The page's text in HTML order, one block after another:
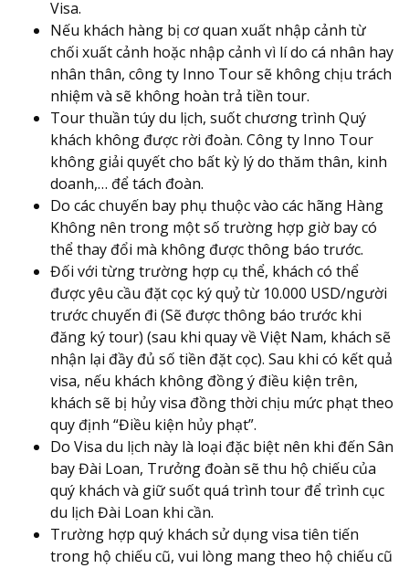
Visa.
Nếu khách hàng bị cơ quan xuất nhập cảnh từ
chối xuất cảnh hoặc nhập cảnh vì lí do cá nhân hay
nhân thân, công ty Inno Tour sẽ không chịu trách
nhiệm và sẽ không hoàn trả tiền tour.
Tour thuần túy du lịch, suốt chương trình Quý
khách không được rời đoàn. Công ty Inno Tour
không giải quyết cho bất kỳ lý do thăm thân, kinh
doanh,… để tách đoàn.
Do các chuyến bay phụ thuộc vào các hãng Hàng
Không nên trong một số trường hợp giờ bay có
thể thay đổi mà không được thông báo trước.
Đối với từng trường hợp cụ thể, khách có thể
được yêu cầu đặt cọc ký quỷ từ 10.000 USD/người
trước chuyến đi (Sẽ được thông báo trước khi
đăng ký tour) (sau khi quay về Việt Nam, khách sẽ
nhận lại đầy đủ số tiền đặt cọc). Sau khi có kết quả
visa, nếu khách không đồng ý điều kiện trên,
khách sẽ bị hủy visa đồng thời chịu mức phạt theo
quy định “Điều kiện hủy phạt”.
Do Visa du lịch này là loại đặc biệt nên khi đến Sân
bay Đài Loan, Trưởng đoàn sẽ thu hộ chiếu của
quý khách và giữ suốt quá trình tour để trình cục
du lịch Đài Loan khi cần.
Trường hợp quý khách sử dụng visa tiên tiến
trong hộ chiếu cũ, vui lòng mang theo hộ chiếu cũ